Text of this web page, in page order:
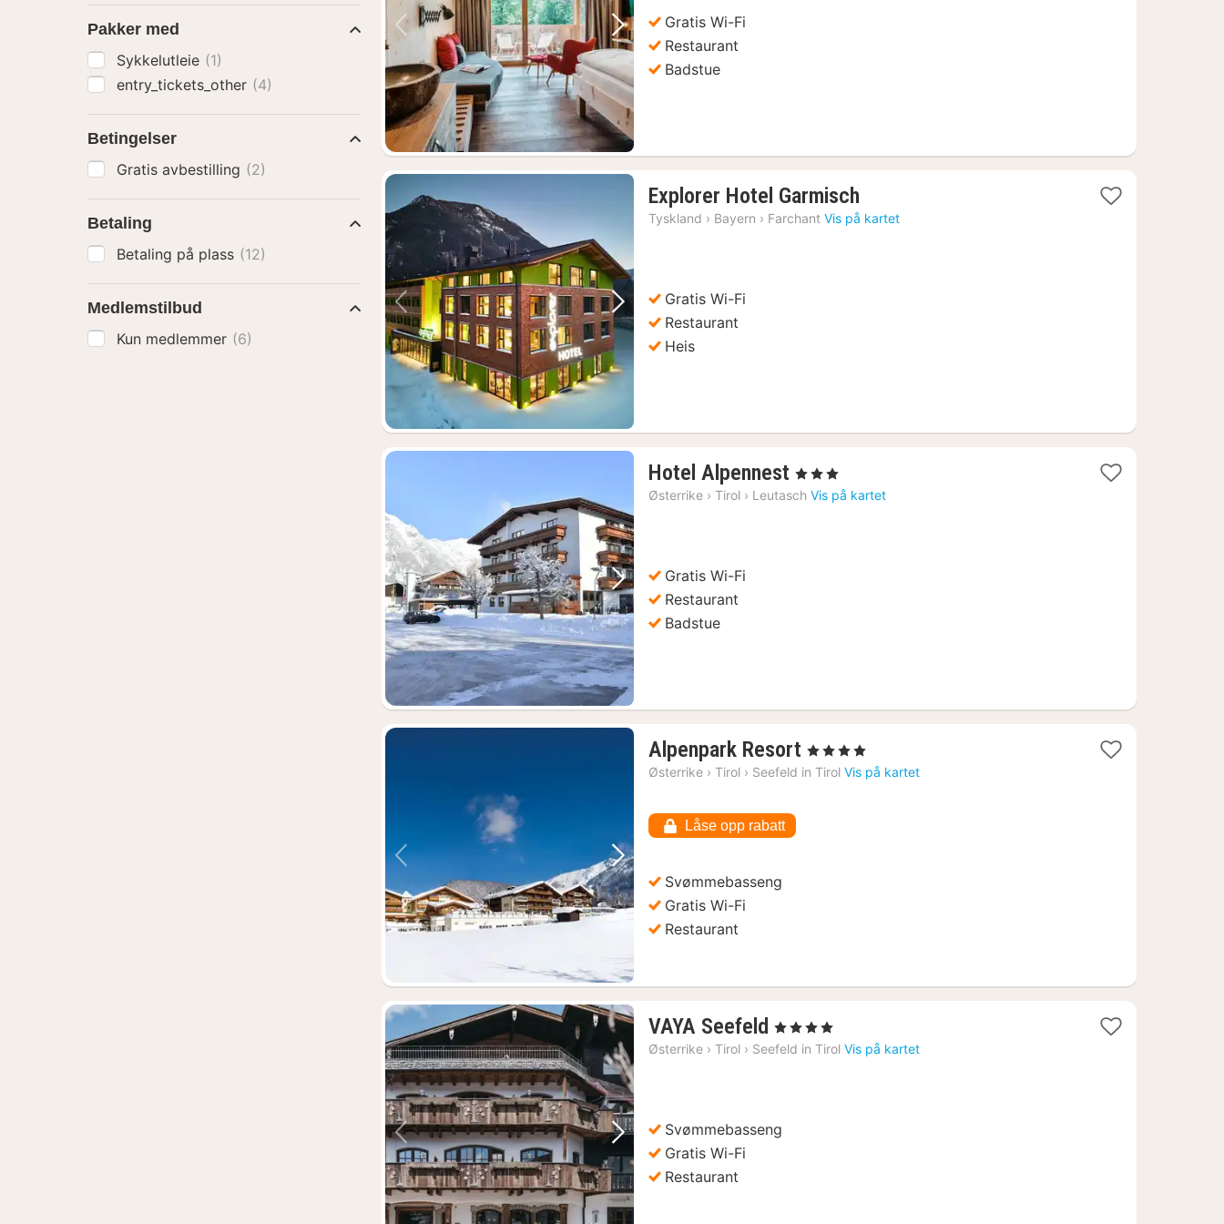
Forrige bilde Neste bilde
Gratis Wi-Fi
Restaurant
Badstue
Forrige bilde Neste bilde
Explorer Hotel Garmisch
natt
Tyskland › Bayern › Farchant Vis på kartet
Gratis Wi-Fi
Restaurant
Heis
Forrige bilde Neste bilde
Hotel Alpennest 1
natt
, 3 Stjerner
Østerrike › Tirol › Leutasch Vis på kartet
Gratis Wi-Fi
Restaurant
Badstue
Forrige bilde Neste bilde
Alpenpark Resort 1
natt
, 4 Stjerner
Østerrike › Tirol › Seefeld in Tirol Vis på kartet
Låse opp rabatt
Svømmebasseng
Gratis Wi-Fi
Restaurant
Forrige bilde Neste bilde
VAYA Seefeld 1
natt
, 4 Stjerner
Østerrike › Tirol › Seefeld in Tirol Vis på kartet
Svømmebasseng
Gratis Wi-Fi
Restaurant
Pakker med
Sykkelutleie (1)
entry_tickets_other (4)
Betingelser
Gratis avbestilling (2)
Betaling
Betaling på plass (12)
Medlemstilbud
Kun medlemmer (6)